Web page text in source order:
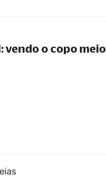
vendo o copo meio